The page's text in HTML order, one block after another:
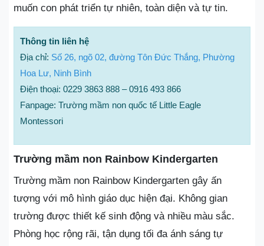
muốn con phát triển tự nhiên, toàn diện và tự tin.
Thông tin liên hệ
Địa chỉ: Số 26, ngõ 02, đường Tôn Đức Thắng, Phường
Hoa Lư, Ninh Bình
Điện thoại: 0229 3863 888 – 0916 493 866
Fanpage: Trường mầm non quốc tế Little Eagle
Montessori
Trường mầm non Rainbow Kindergarten
Trường mầm non Rainbow Kindergarten gây ấn
tượng với mô hình giáo dục hiện đại. Không gian
trường được thiết kế sinh động và nhiều màu sắc.
Phòng học rộng rãi, tận dụng tối đa ánh sáng tự